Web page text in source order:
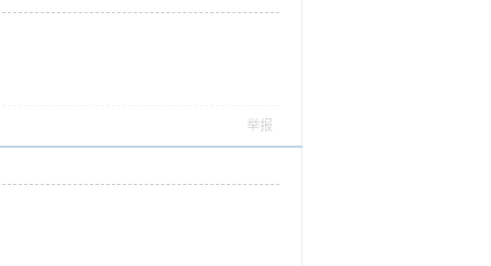
举报